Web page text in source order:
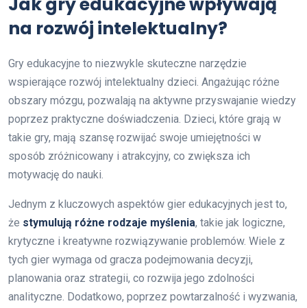
na rozwój intelektualny?
Gry edukacyjne to niezwykle skuteczne narzędzie
wspierające rozwój intelektualny dzieci. Angażując różne
obszary mózgu, pozwalają na aktywne przyswajanie wiedzy
poprzez praktyczne doświadczenia. Dzieci, które grają w
takie gry, mają szansę rozwijać swoje umiejętności w
sposób zróżnicowany i atrakcyjny, co zwiększa ich
motywację do nauki.
Jednym z kluczowych aspektów gier edukacyjnych jest to,
że stymulują różne rodzaje myślenia, takie jak logiczne,
krytyczne i kreatywne rozwiązywanie problemów. Wiele z
tych gier wymaga od gracza podejmowania decyzji,
planowania oraz strategii, co rozwija jego zdolności
analityczne. Dodatkowo, poprzez powtarzalność i wyzwania,